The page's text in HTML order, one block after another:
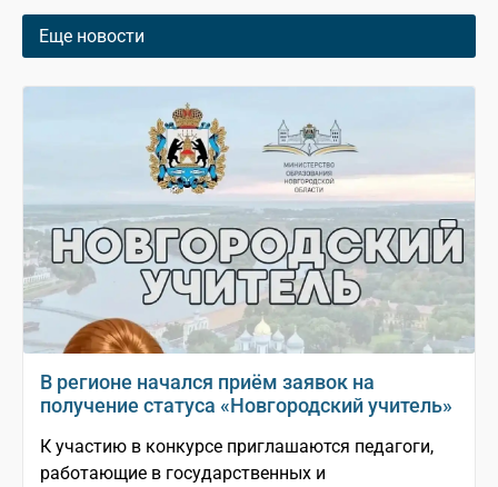
Еще новости
В регионе начался приём заявок на
получение статуса «Новгородский учитель»
К участию в конкурсе приглашаются педагоги,
работающие в государственных и